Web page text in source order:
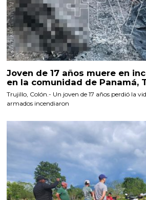
Joven de 17 años muere en
en la comunidad de Panamá,
Trujillo, Colón.- Un joven de 17 años perdió la
armados incendiaron